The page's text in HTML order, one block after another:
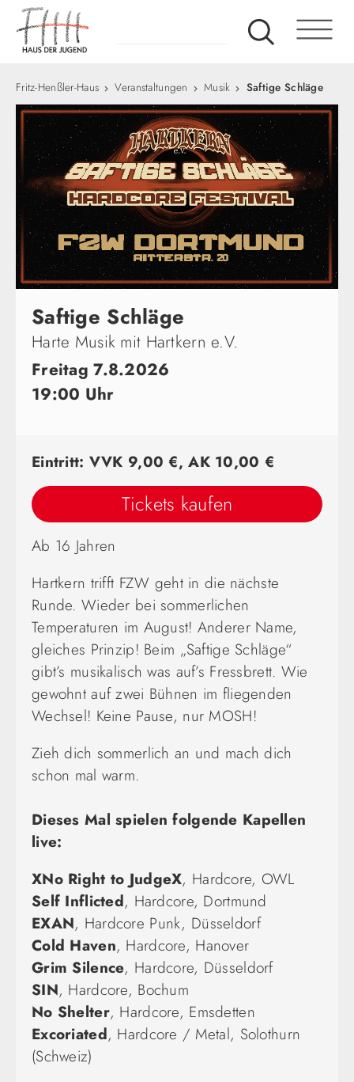
Fritz-Henßler-Haus Veranstaltungen Musik Saftige Schläge
Saftige Schläge
Harte Musik mit Hartkern e.V.
Freitag 7.8.2026
19:00 Uhr
Eintritt: VVK 9,00 €, AK 10,00 €
Tickets kaufen
Ab 16 Jahren
Hartkern trifft FZW geht in die nächste
Runde. Wieder bei sommerlichen
Temperaturen im August! Anderer Name,
gleiches Prinzip! Beim „Saftige Schläge“
gibt’s musikalisch was auf’s Fressbrett. Wie
gewohnt auf zwei Bühnen im fliegenden
Wechsel! Keine Pause, nur MOSH!
Zieh dich sommerlich an und mach dich
schon mal warm.
Dieses Mal spielen folgende Kapellen
live:
XNo Right to JudgeX, Hardcore, OWL
Self Inflicted, Hardcore, Dortmund
EXAN, Hardcore Punk, Düsseldorf
Cold Haven, Hardcore, Hanover
Grim Silence, Hardcore, Düsseldorf
SIN, Hardcore, Bochum
No Shelter, Hardcore, Emsdetten
Excoriated, Hardcore / Metal, Solothurn
(Schweiz)